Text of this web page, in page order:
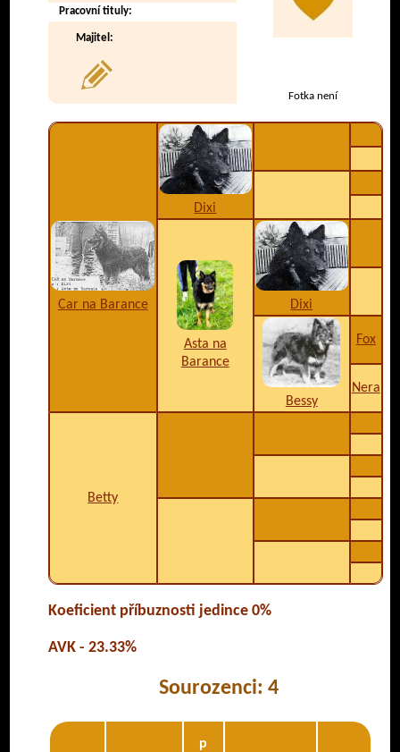
Fotka není
Pracovní tituly:
Majitel:
Car na Barance
Dixi
Asta na
Barance
Dixi
Bessy
Fox
Nera
Betty
Koeficient příbuznosti jedince 0%
AVK - 23.33%
Sourozenci: 4
p